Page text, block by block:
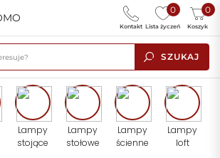
SZUKAJ
0
Lista życzeń
0
Koszyk
Kontakt
Lampy
stojące
Lampy
stołowe
Lampy
ścienne
Lampy
loft